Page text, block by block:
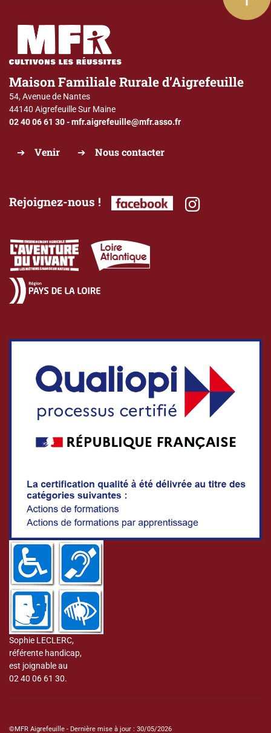
Maison Familiale Rurale d’Aigrefeuille
54, Avenue de Nantes
44140 Aigrefeuille Sur Maine
02 40 06 61 30-mfr.aigrefeuille@mfr.asso.fr
Venir Nous contacter
Rejoignez-nous !
Sophie LECLERC,
référente handicap,
est joignable au
02 40 06 61 30.
©MFR Aigrefeuille - Dernière mise à jour : 30/05/2026